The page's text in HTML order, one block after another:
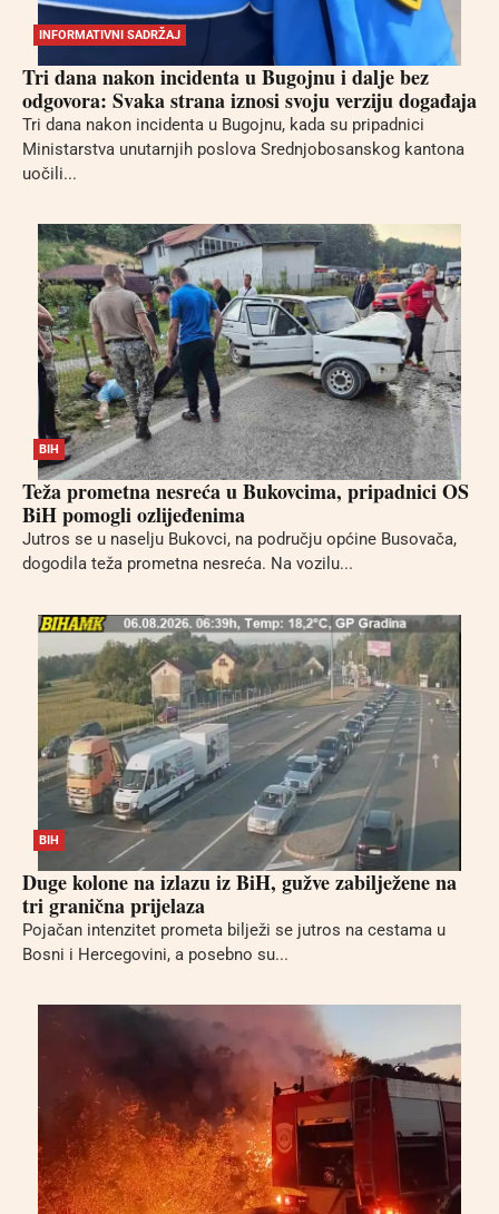
INFORMATIVNI SADRŽAJ
Tri dana nakon incidenta u Bugojnu i dalje bez
odgovora: Svaka strana iznosi svoju verziju događaja
Tri dana nakon incidenta u Bugojnu, kada su pripadnici
Ministarstva unutarnjih poslova Srednjobosanskog kantona
uočili...
BIH
Teža prometna nesreća u Bukovcima, pripadnici OS
BiH pomogli ozlijeđenima
Jutros se u naselju Bukovci, na području općine Busovača,
dogodila teža prometna nesreća. Na vozilu...
BIH
Duge kolone na izlazu iz BiH, gužve zabilježene na
tri granična prijelaza
Pojačan intenzitet prometa bilježi se jutros na cestama u
Bosni i Hercegovini, a posebno su...